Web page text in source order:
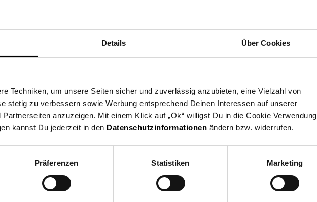
Details Über Cookies
Techniken, um unsere Seiten sicher und zuverlässig anzubieten, eine Vielzahl von
stetig zu verbessern sowie Werbung entsprechend Deinen Interessen auf unserer
anzuzeigen. Mit einem Klick auf „Ok“ willigst Du in die Cookie Verwendung
kannst Du jederzeit in den Datenschutzinformationen ändern bzw. widerrufen.
Präferenzen Statistiken Marketing
Lappen reinigen. Keine scheuernden Putzmittel verwenden.